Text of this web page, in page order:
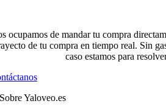
ocupamos de mandar tu compra
de tu compra en tiempo real. Sin
caso estamos para
Sobre Yaloveo.es